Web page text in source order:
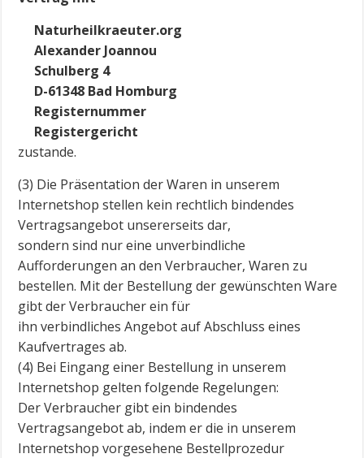
Naturheilkraeuter.org
Alexander Joannou
Schulberg 4
D-61348 Bad Homburg
Registernummer
Registergericht
zustande.
(3) Die Präsentation der Waren in unserem
Internetshop stellen kein rechtlich bindendes
Vertragsangebot unsererseits dar,
sondern sind nur eine unverbindliche
Aufforderungen an den Verbraucher, Waren zu
bestellen. Mit der Bestellung der gewünschten Ware
gibt der Verbraucher ein für
ihn verbindliches Angebot auf Abschluss eines
Kaufvertrages ab.
(4) Bei Eingang einer Bestellung in unserem
Internetshop gelten folgende Regelungen:
Der Verbraucher gibt ein bindendes
Vertragsangebot ab, indem er die in unserem
Internetshop vorgesehene Bestellprozedur